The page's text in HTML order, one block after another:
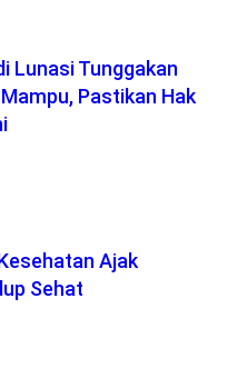
Lunasi Tunggakan
Pastikan Hak
Ajak
Sehat